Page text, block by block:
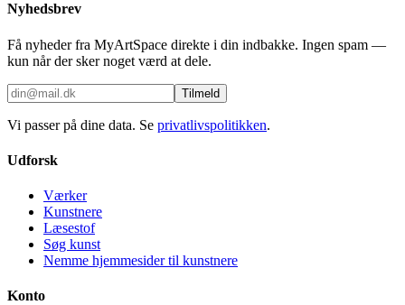
Nyhedsbrev
Få nyheder fra MyArtSpace direkte i din indbakke. Ingen spam —
kun når der sker noget værd at dele.
Tilmeld
Vi passer på dine data. Se privatlivspolitikken.
Udforsk
Værker
Kunstnere
Læsestof
Søg kunst
Nemme hjemmesider til kunstnere
Konto